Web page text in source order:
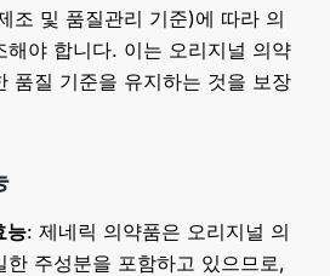
조 및 품질관리 기준)에 따라 의
해야 합니다. 이는 오리지널 의약
품질 기준을 유지하는 것을 보장
능: 제네릭 의약품은 오리지널 의
한 주성분을 포함하고 있으므로,